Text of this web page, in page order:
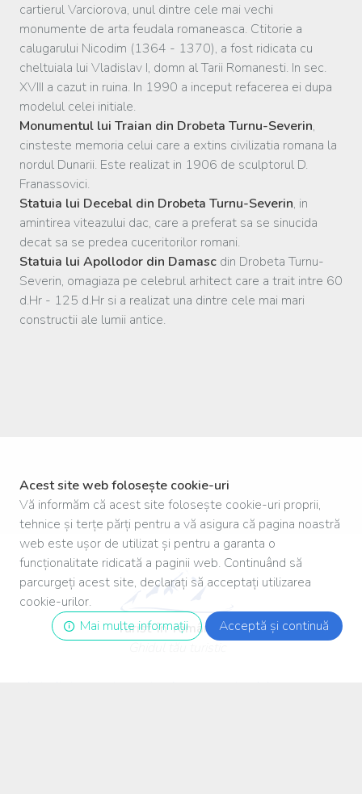
cartierul Varciorova, unul dintre cele mai vechi
monumente de arta feudala romaneasca. Ctitorie a
calugarului Nicodim (1364 - 1370), a fost ridicata cu
cheltuiala lui Vladislav I, domn al Tarii Romanesti. In sec.
XVIII a cazut in ruina. In 1990 a inceput refacerea ei dupa
modelul celei initiale.
Monumentul lui Traian din Drobeta Turnu-Severin,
cinsteste memoria celui care a extins civilizatia romana la
nordul Dunarii. Este realizat in 1906 de sculptorul D.
Franassovici.
Statuia lui Decebal din Drobeta Turnu-Severin, in
amintirea viteazului dac, care a preferat sa se sinucida
decat sa se predea cuceritorilor romani.
Statuia lui Apollodor din Damasc din Drobeta Turnu-
Severin, omagiaza pe celebrul arhitect care a trait intre 60
d.Hr - 125 d.Hr si a realizat una dintre cele mai mari
constructii ale lumii antice.
Turist-în-românia.ro
Acest site web folosește cookie-uri
Vă informăm că acest site folosește cookie-uri proprii,
tehnice și terțe părți pentru a vă asigura că pagina noastră
web este ușor de utilizat și pentru a garanta o
funcționalitate ridicată a paginii web. Continuând să
parcurgeți acest site, declarați să acceptați utilizarea
cookie-urilor.
Acceptă și continuă
Mai multe informații